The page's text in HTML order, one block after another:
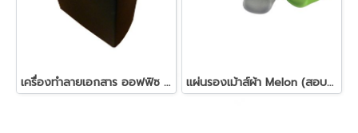
เครื่องทำลายเอกสาร ออฟฟิซ โปร Office Pro แผ่นรองเม้าส์ผ้า Melon (สอบถามราคา)